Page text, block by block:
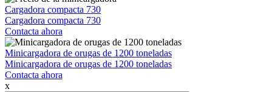
Cargadora compacta 730
Cargadora compacta 730
Contacta ahora
Minicargadora de orugas de 1200 toneladas
Minicargadora de orugas de 1200 toneladas
Contacta ahora
x